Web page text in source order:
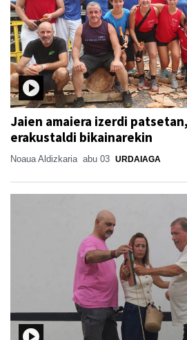
Jaien amaiera izerdi
erakustaldi bikainarekin
Noaua Aldizkaria abu 03 URDAIAGA